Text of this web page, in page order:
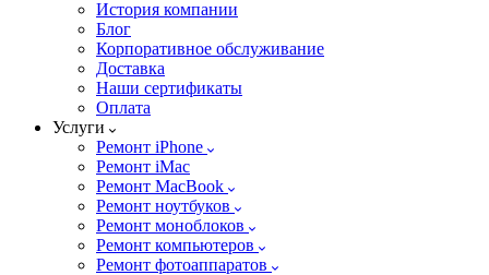
История компании
Блог
Корпоративное обслуживание
Доставка
Наши сертификаты
Оплата
Услуги
Ремонт iPhone
Ремонт iMac
Ремонт MacBook
Ремонт ноутбуков
Ремонт моноблоков
Ремонт компьютеров
Ремонт фотоаппаратов